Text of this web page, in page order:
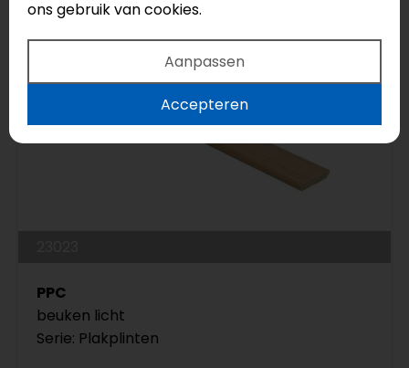
PPC
beuken licht
Serie: Plakplinten
ons gebruik van cookies.
Aanpassen
Accepteren